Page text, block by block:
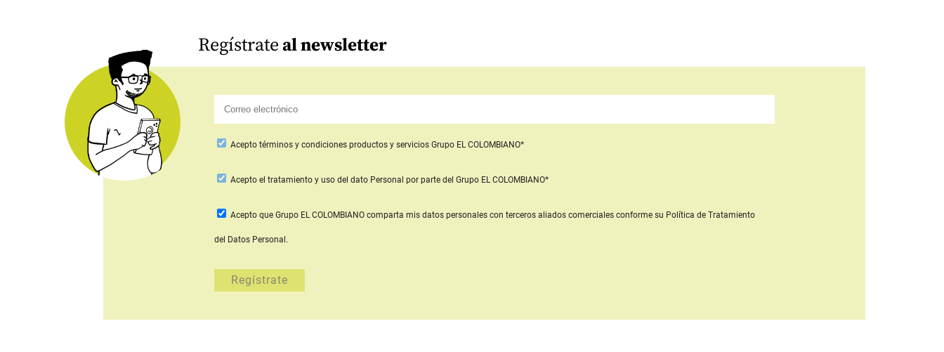
Regístrateal newsletter
Acepto términos y condiciones productos y servicios Grupo EL COLOMBIANO*
Aceptoel tratamiento y uso del dato Personal por parte del Grupo EL COLOMBIANO*
Acepto que Grupo EL COLOMBIANO comparta mis datos personales con terceros aliados comercialesconforme su Política de Tratamiento
del Datos Personal.